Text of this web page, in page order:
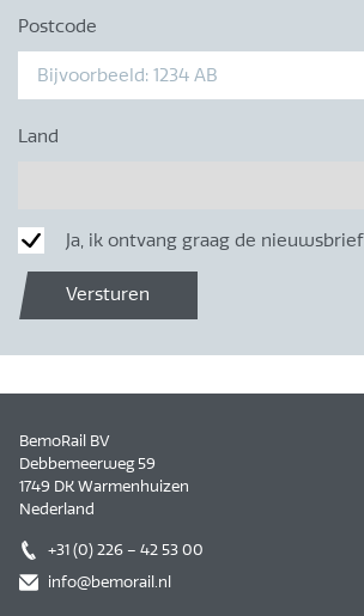
Postcode
Land
Ja, ik ontvang graag de nieuwsbrief
Versturen
BemoRail BV
Debbemeerweg 59
1749 DK Warmenhuizen
Nederland
+31 (0) 226 – 42 53 00
info@bemorail.nl